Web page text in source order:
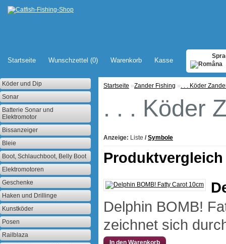
Startseite Wunschzettel (0) Warenkorb Kasse
Köder und Dip
Sonar
Batterie Sonar und
Elektromotor
Bissanzeiger
Bleie
Boot, Schlauchboot, Belly Boot
Elektromotoren
Geschenke
Haken und Drillinge
Kunstköder
Posen
Railblaza
Startseite »Zander Fishing ». . . Köder
. . . Köder
Anzeige: Liste / Symbole
Produktvergleich
Delphin BOMB!
zeichnet sich